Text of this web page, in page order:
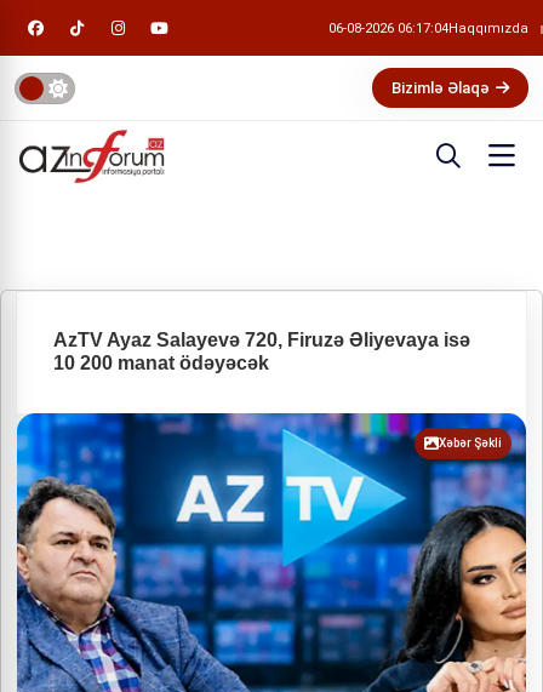
06-08-2026 06:17:04Haqqımızda
Bizimlə Əlaqə
AzTV Ayaz Salayevə 720, Firuzə Əliyevaya isə
10 200 manat ödəyəcək
Xəbər Şəkli